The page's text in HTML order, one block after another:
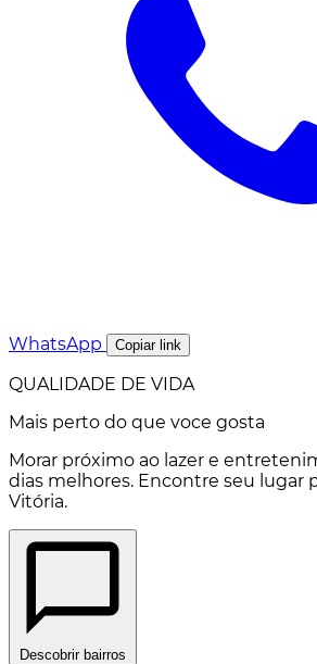
WhatsApp Copiar link
QUALIDADE DE VIDA
Mais perto do que voce gosta
Morar próximo ao lazer e
dias melhores. Encontre seu lugar
Vitória.
Descobrir bairros